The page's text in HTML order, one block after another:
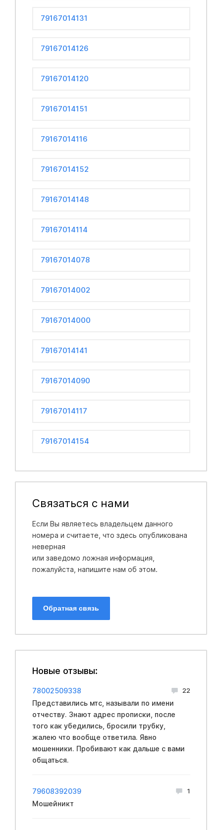
79167014131
79167014126
79167014120
79167014151
79167014116
79167014152
79167014148
79167014114
79167014078
79167014002
79167014000
79167014141
79167014090
79167014117
79167014154
Связаться с нами
Если Вы являетесь владельцем данного
номера и считаете, что здесь опубликована
неверная
или заведомо ложная информация,
пожалуйста, напишите нам об этом.
Обратная связь
Новые отзывы:
78002509338 22
Представились мтс, называли по имени
отчеству. Знают адрес прописки, после
того как убедились, бросили трубку,
жалею что вообще ответила. Явно
мошенники. Пробивают как дальше с вами
общаться.
79608392039 1
Мошейникт